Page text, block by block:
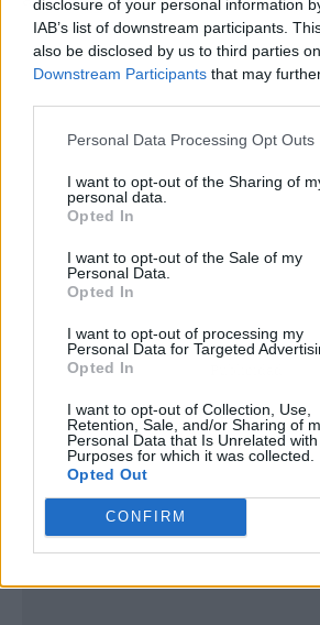
disclosure of your personal information
IAB’s list of downstream participants.
also be disclosed by us to third parties
Downstream Participants that may
Personal Data Processing Opt Outs
I want to opt-out of the Sharing of
personal data.
Opted In
I want to opt-out of the Sale of my
Personal Data.
Opted In
I want to opt-out of processing my
Personal Data for Targeted
Opted In
I want to opt-out of Collection, Use,
Retention, Sale, and/or Sharing of
Personal Data that Is Unrelated
Purposes for which it was collected.
Opted Out
CONFIRM